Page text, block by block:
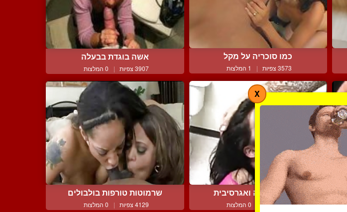
כמו סוכריה על מקל
3573 צפיות | 1 המלצות
אשה בוגדת בבעלה
3907 צפיות | 0 המלצות
מציצה אלימה ואגרסיבית
4982 צפיות | 0 המלצות
שרמוטות טורפות בולבולים
4129 צפיות | 0 המלצות
X